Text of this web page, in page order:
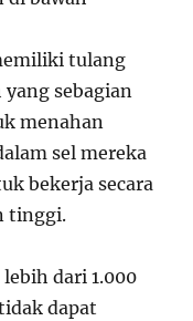
tulang
sebagian
menahan
sel mereka
bekerja secara
tinggi.
dari 1.000
dapat